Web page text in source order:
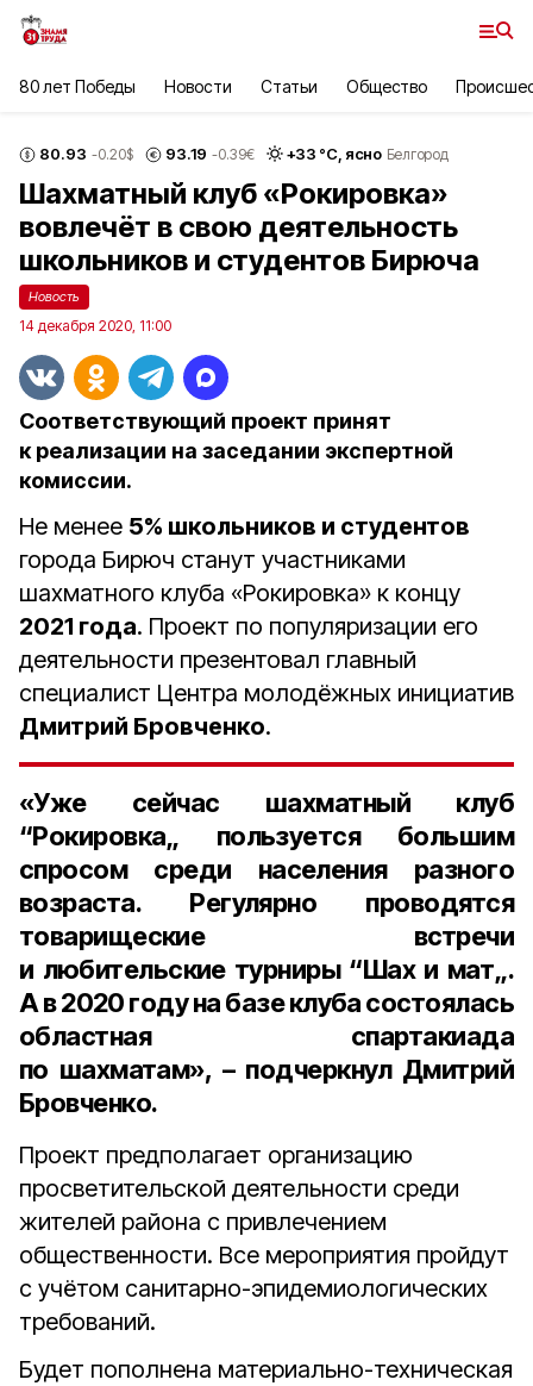
80 лет Победы Новости Статьи Общество
80.93 -0.20$ 93.19 -0.39€ +33 °С, ясно Белгород
Шахматный клуб «Рокировка»
вовлечёт в свою деятельность
школьников и студентов Бирюча
Новость
14 декабря 2020, 11:00
Соответствующий проект принят
к реализации на заседании экспертной
комиссии.
Не менее 5% школьников и студентов
города Бирюч станут участниками
шахматного клуба «Рокировка» к концу
2021 года. Проект по популяризации его
деятельности презентовал главный
специалист Центра молодёжных инициатив
Дмитрий Бровченко.
«Уже сейчас шахматный клуб
“Рокировка„ пользуется большим
спросом среди населения разного
возраста. Регулярно проводятся
товарищеские встречи
и любительские турниры “Шах и мат„.
А в2020 годуна базе клуба состоялась
областная спартакиада
по шахматам», – подчеркнул Дмитрий
Бровченко.
Проект предполагает организацию
просветительской деятельности среди
жителей района с привлечением
общественности. Все мероприятия пройдут
с учётом санитарно-эпидемиологических
требований.
Будет пополнена материально-техническая